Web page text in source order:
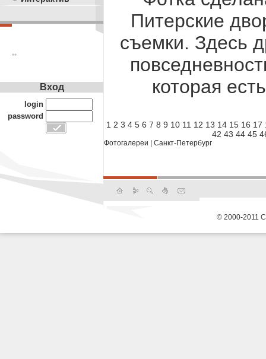
**
Питерские
съемки. Здесь
которая
1 2 3 4 5 6 7 8 9 10 11 12 13 14 15 16 17
42 43 44 45
Фотогалереи Санкт-Петербург
Вход
login
password
© 2000-2011